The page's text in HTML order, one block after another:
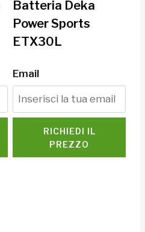
Batteria Deka
Power Sports
ETX30L
Email
RICHIEDI IL
PREZZO